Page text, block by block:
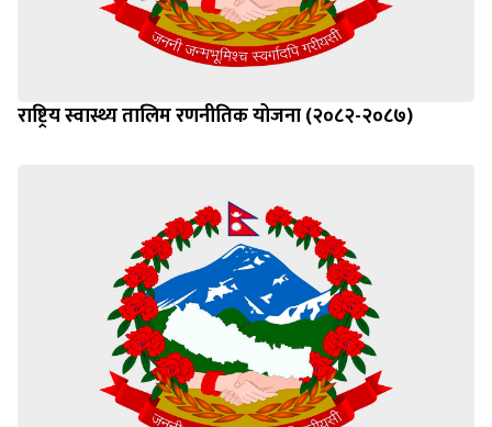
राष्ट्रिय स्वास्थ्य तालिम रणनीतिक योजना (२०८२-२०८७)